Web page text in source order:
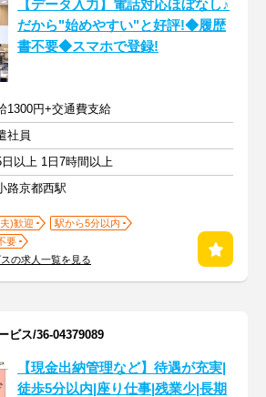
【データ入力】電話対応ほぼなし♪
だから"始めやすい"と好評!◆履歴
書不要◆スマホで登録!
1300円+交通費支給
社員
以上 1日7時間以上
路京都西駅
)歓迎
駅から5分以内
要
の求人一覧を見る
ビス/36-04379089
【現金出納管理など】待遇が充実|
徒歩5分以内|座り仕事|残業少|長期